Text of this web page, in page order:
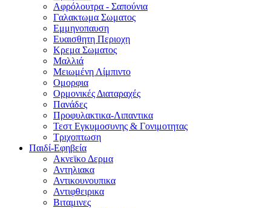
Αφρόλουτρα - Σαπούνια
Γαλακτωμα Σωματος
Εμμηνοπαυση
Ευαισθητη Περιοχη
Κρεμα Σωματος
Μαλλιά
Μειωμένη Λίμπιντο
Ομορφια
Ορμονικές Διαταραχές
Πανάδες
Προφυλακτικα-Λιπαντικα
Τεστ Εγκυμοσυνης & Γονιμοτητας
Τριχοπτωση
Παιδί-Εφηβεία
Ακνεϊκο Δερμα
Αντηλιακα
Αντικουνουπικα
Αντιφθειρικα
Βιταμινες